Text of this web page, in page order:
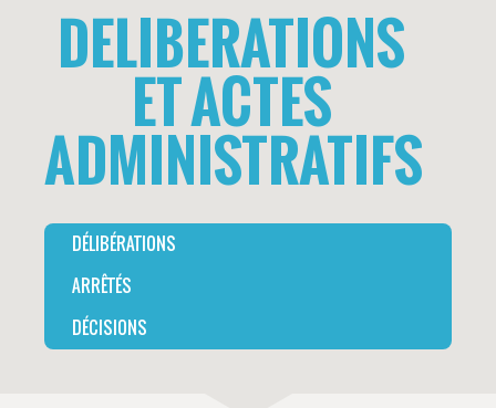
DELIBERATIONS
ET ACTES
ADMINISTRATIFS
DÉLIBÉRATIONS
ARRÊTÉS
DÉCISIONS